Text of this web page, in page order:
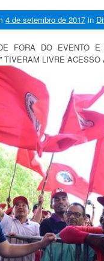
4 de setembro de 2017 in
FORA DO EVENTO
TIVERAM LIVRE